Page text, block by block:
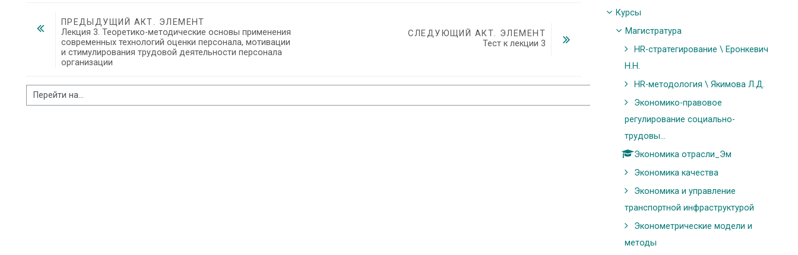
ПРЕДЫДУЩИЙ АКТ. ЭЛЕМЕНТ
Лекция 3. Теоретико-методические основы применения
современных технологий оценки персонала, мотивации
и стимулирования трудовой деятельности персонала
организации
СЛЕДУЮЩИЙ АКТ. ЭЛЕМЕНТ
Тест к лекции 3
Перейти на...
Курсы
Магистратура
HR-стратегирование \ Еронкевич
Н.Н.
HR-методология \ Якимова Л.Д.
Экономико-правовое
регулирование социально-
трудовы...
Экономика отрасли_Эм
Экономика качества
Экономика и управление
транспортной инфраструктурой
Эконометрические модели и
методы